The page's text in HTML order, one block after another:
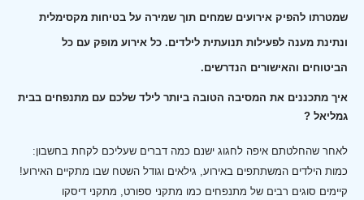
שמטרתו להפיק אירועים שמחים תוך שמירה על בטיחות מקסימלית
ונתינת מענה לפעילות תנועתית לילדים. כל אירוע מופק עם כל
הביטוחים והאישורים הנדרשים.
איך מתכננים את המסיבה הטובה ביותר לילד שלכם עם מתנפחים בבית
גמליאל ?
לאחר שהחלטתם איפה לחגוג ישנם כמה דברים שעליכם לקחת בחשבון:
כמות הילדים המשתתפים באירוע, גילאים וגודל השטח שבו מתקיים האירוע!
קיימים סוגים רבים של מתנפחים כמו מתקני ספורט, מתקני דיסקו